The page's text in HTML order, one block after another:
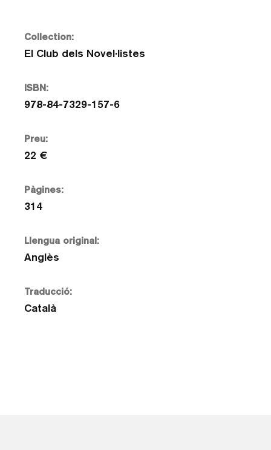
Collection:
El Club dels Novel·listes
ISBN:
978-84-7329-157-6
Preu:
22 €
Pàgines:
314
Llengua original:
Anglès
Traducció:
Català